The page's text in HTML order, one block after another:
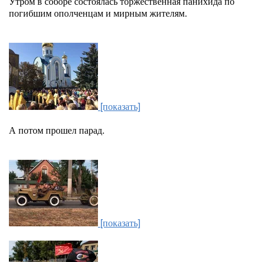
погибшим ополченцам и мирным жителям.
[показать]
А потом прошел парад.
[показать]